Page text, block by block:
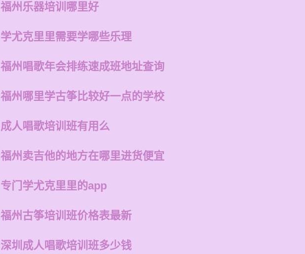
福州乐器培训哪里好
学尤克里里需要学哪些乐理
福州唱歌年会排练速成班地址查询
福州哪里学古筝比较好一点的学校
成人唱歌培训班有用么
福州卖吉他的地方在哪里进货便宜
专门学尤克里里的app
福州古筝培训班价格表最新
深圳成人唱歌培训班多少钱